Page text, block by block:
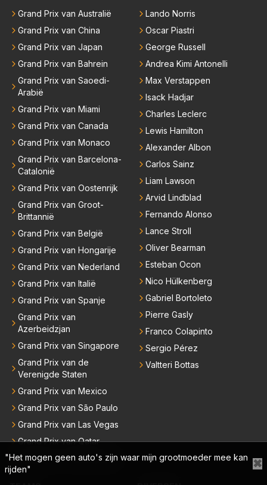
Grand Prix van Australië
Grand Prix van China
Grand Prix van Japan
Grand Prix van Bahrein
Grand Prix van Saoedi-
Arabië
Grand Prix van Miami
Grand Prix van Canada
Grand Prix van Monaco
Grand Prix van Barcelona-
Catalonië
Grand Prix van Oostenrijk
Grand Prix van Groot-
Brittannië
Grand Prix van België
Grand Prix van Hongarije
Grand Prix van Nederland
Grand Prix van Italië
Grand Prix van Spanje
Grand Prix van
Azerbeidzjan
Grand Prix van Singapore
Grand Prix van de
Verenigde Staten
Grand Prix van Mexico
Grand Prix van São Paulo
Grand Prix van Las Vegas
Grand Prix van Qatar
Grand Prix van Abu Dhabi
Lando Norris
Oscar Piastri
George Russell
Andrea Kimi Antonelli
Max Verstappen
Isack Hadjar
Charles Leclerc
Lewis Hamilton
Alexander Albon
Carlos Sainz
Liam Lawson
Arvid Lindblad
Fernando Alonso
Lance Stroll
Oliver Bearman
Esteban Ocon
Nico Hülkenberg
Gabriel Bortoleto
Pierre Gasly
Franco Colapinto
Sergio Pérez
Valtteri Bottas
"Het mogen geen auto's zijn waar mijn grootmoeder mee kan
rijden"
✖